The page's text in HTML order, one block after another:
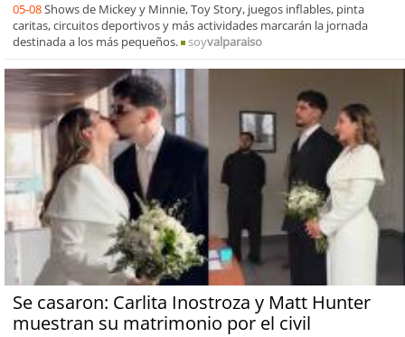
05-08Shows de Mickey y Minnie, Toy Story, juegos inflables, pinta
caritas, circuitos deportivos y más actividades marcarán la jornada
destinada a los más pequeños.
soyvalparaiso
Se casaron: Carlita Inostroza y Matt Hunter
muestran su matrimonio por el civil